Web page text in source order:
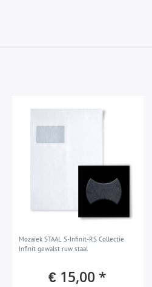
Mozaïek STAAL S-Infinit-RS Collectie
Infinit gewalst ruw staal
€ 15,00 *